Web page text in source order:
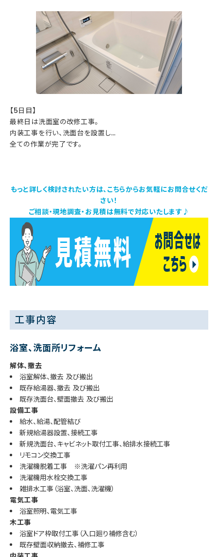
【5日目】
最終日は洗面室の改修工事。
内装工事を行い、洗面台を設置し…
全ての作業が完了です。
もっと詳しく検討されたい方は、こちらからお気軽にお問合せくだ
さい！
ご相談・現地調査・お見積は無料で対応いたします♪
工事内容
浴室、洗面所リフォーム
解体、撤去
浴室解体、撤去 及び搬出
既存給湯器、撤去 及び搬出
既存洗面台、壁面撤去 及び搬出
設備工事
給水、給湯、配管結び
新規給湯器設置、接続工事
新規洗面台、キャビネット取付工事、給排水接続工事
リモコン交換工事
洗濯機脱着工事 ※洗濯パン再利用
洗濯機用水栓交換工事
雑排水工事（浴室、洗面、洗濯機）
電気工事
浴室照明、電気工事
木工事
浴室ドア枠取付工事（入口廻り補修含む）
既存壁面収納撤去、補修工事